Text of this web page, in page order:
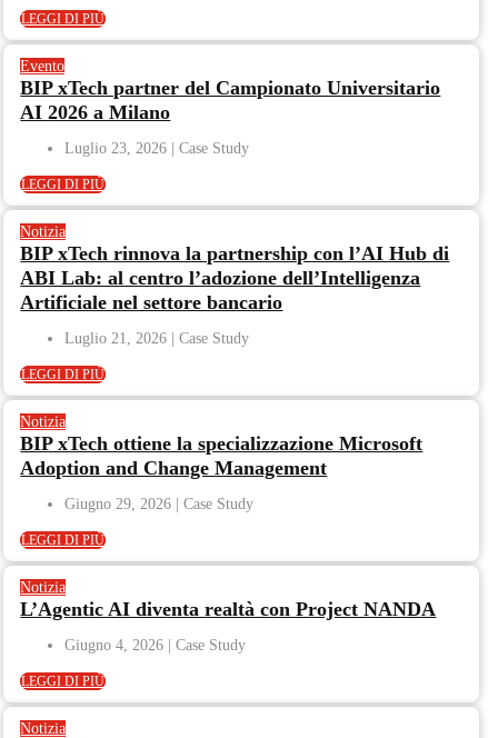
LEGGI DI PIÙ
Evento
BIP xTech partner del Campionato Universitario
AI 2026 a Milano
Luglio 23, 2026
LEGGI DI PIÙ
Notizia
BIP xTech rinnova la partnership con l’AI Hub di
ABI Lab: al centro l’adozione dell’Intelligenza
Artificiale nel settore bancario
Luglio 21, 2026
LEGGI DI PIÙ
Notizia
BIP xTech ottiene la specializzazione Microsoft
Adoption and Change Management
Giugno 29, 2026
LEGGI DI PIÙ
Notizia
L’Agentic AI diventa realtà con Project NANDA
Giugno 4, 2026
LEGGI DI PIÙ
Notizia